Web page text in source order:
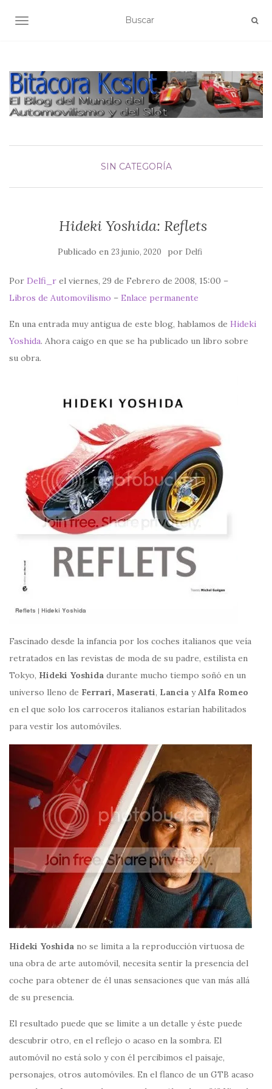
ALTERNAR NAVEGACIÓN
SIN CATEGORÍA
Hideki Yoshida: Reflets
Publicado en 23 junio, 2020 por Delfi
Por Delfi_r el viernes, 29 de Febrero de 2008, 15:00 –
Libros de Automovilismo – Enlace permanente
En una entrada muy antigua de este blog, hablamos de Hideki
Yoshida. Ahora caigo en que se ha publicado un libro sobre
su obra.
Fascinado desde la infancia por los coches italianos que veía
retratados en las revistas de moda de su padre, estilista en
Tokyo, Hideki Yoshida durante mucho tiempo soñó en un
universo lleno de Ferrari, Maserati, Lancia yAlfa Romeo
en el que solo los carroceros italianos estarían habilitados
para vestir los automóviles.
Hideki Yoshida no se limita a la reproducción virtuosa de
una obra de arte automóvil, necesita sentir la presencia del
coche para obtener de él unas sensaciones que van más allá
de su presencia.
El resultado puede que se limite a un detalle y éste puede
descubrir otro, en el reflejo o acaso en la sombra. El
automóvil no está solo y con él percibimos el paisaje,
personajes, otros automóviles. En el flanco de un GTB acaso